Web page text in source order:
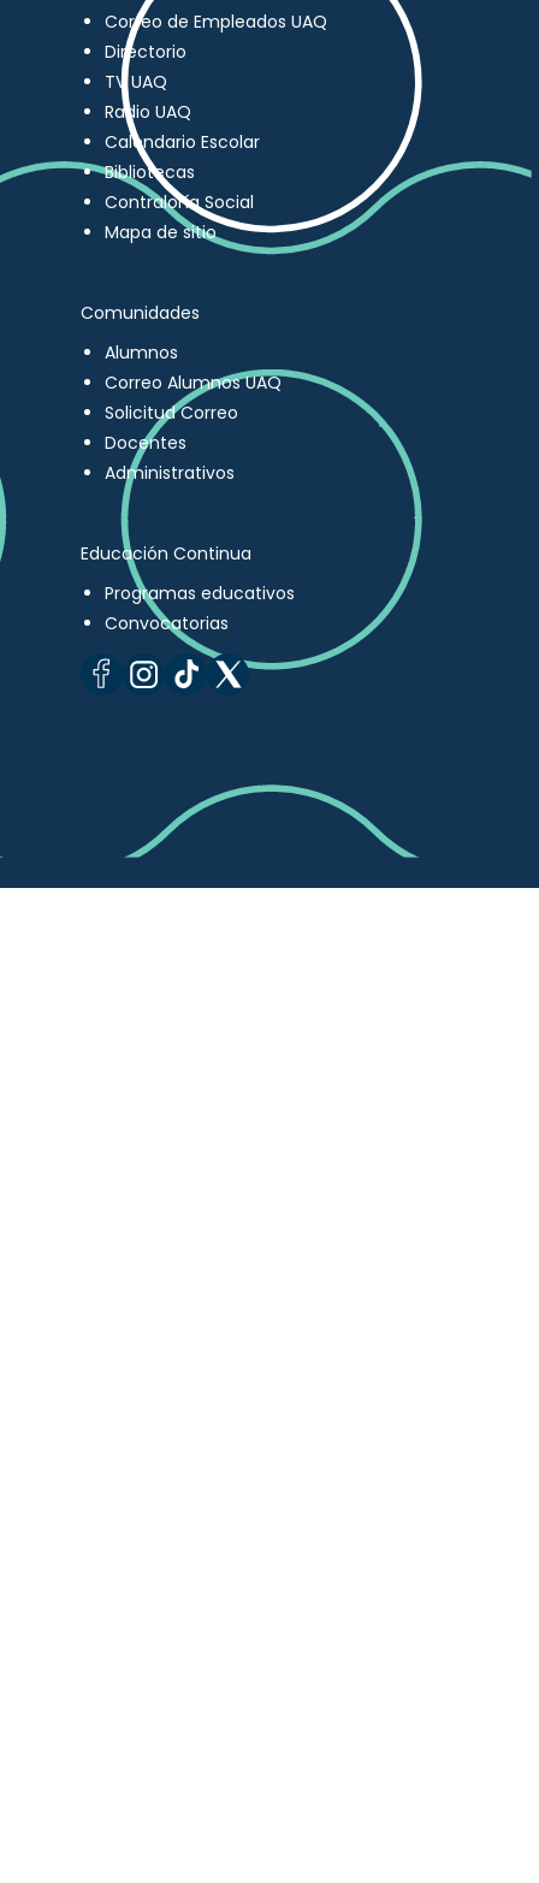
Correo de Empleados UAQ
Directorio
TV UAQ
Radio UAQ
Calendario Escolar
Bibliotecas
Contraloría Social
Mapa de sitio
Comunidades
Alumnos
Correo Alumnos UAQ
Solicitud Correo
Docentes
Administrativos
Educación Continua
Programas educativos
Convocatorias